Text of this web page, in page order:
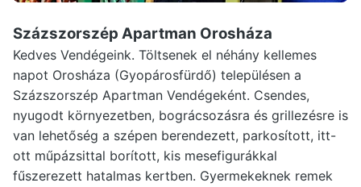
Százszorszép Apartman Orosháza
Kedves Vendégeink. Töltsenek el néhány kellemes
napot Orosháza (Gyopárosfürdő) településen a
Százszorszép Apartman Vendégeként. Csendes,
nyugodt környezetben, bográcsozásra és grillezésre is
van lehetőség a szépen berendezett, parkosított, itt-
ott műpázsittal borított, kis mesefigurákkal
fűszerezett hatalmas kertben. Gyermekeknek remek